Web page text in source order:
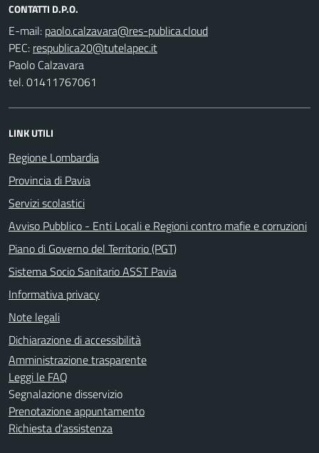
CONTATTI D.P.O.
E-mail:
PEC:
Paolo Calzavara
tel. 01411767061
LINK UTILI
Regione Lombardia
Provincia di Pavia
Servizi scolastici
Avviso Pubblico - Enti Locali e Regioni contro mafie e corruzioni
Piano di Governo del Territorio (PGT)
Sistema Socio Sanitario ASST Pavia
Informativa privacy
Note legali
Dichiarazione di accessibilità
Amministrazione trasparente
Leggi le FAQ
Segnalazione disservizio
Prenotazione appuntamento
Richiesta d'assistenza